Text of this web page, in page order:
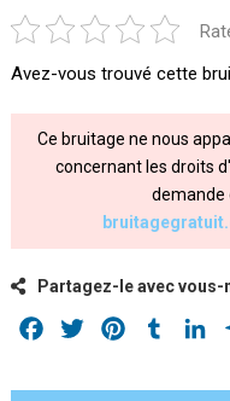
Avez-vous trouvé cette
Ce bruitage ne nous
concernant les droits
demande
Partagez-le avec vous-
Facebook
Twitter PinterestTumblr